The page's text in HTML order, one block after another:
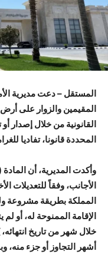
المستقل – دعت مديرية
المقيمين والزوار على
القانونية من خلال إصدار
المحددة قانونا، تفاديا
الأجانب، وفقاً للتعديلات
المملكة بطريقة مشروعة
الإقامة الممنوحة له، أو
أشهر التجاوز أو جزء منه، وبواقع 3 دنانير عن كل يوم من